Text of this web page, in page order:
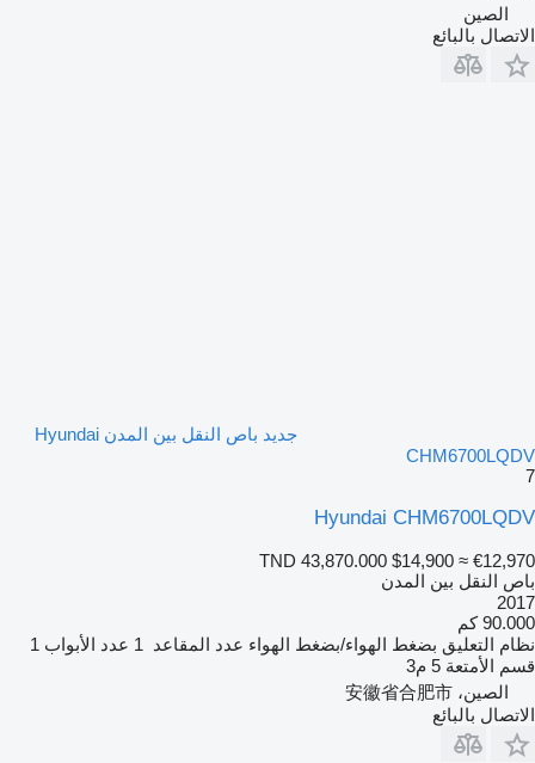
الصين
الاتصال بالبائع
جديد باص النقل بين المدن Hyundai
CHM6700LQDV
7
Hyundai CHM6700LQDV
TND 43,870.000 $14,900 ≈ €12,970
باص النقل بين المدن
2017
90.000 كم
نظام التعليق بضغط الهواء/بضغط الهواء عدد المقاعد 1 عدد الأبواب 1
قسم الأمتعة 5 م3
الصين، 安徽省合肥市
الاتصال بالبائع